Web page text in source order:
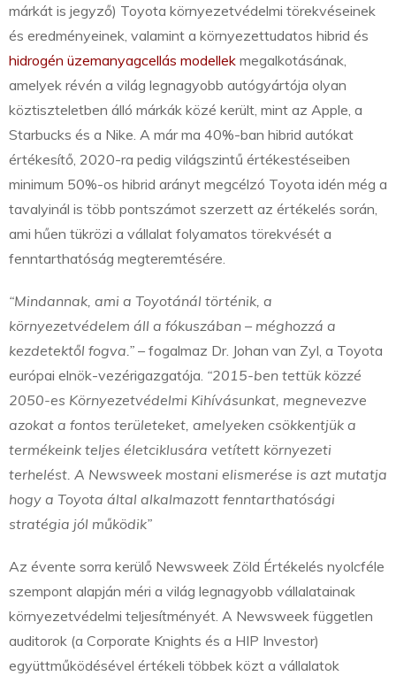
márkát is jegyző) Toyota környezetvédelmi törekvéseinek
és eredményeinek, valamint a környezettudatos hibrid és
hidrogén üzemanyagcellás modellek megalkotásának,
amelyek révén a világ legnagyobb autógyártója olyan
köztiszteletben álló márkák közé került, mint az Apple, a
Starbucks és a Nike. A már ma 40%-ban hibrid autókat
értékesítő, 2020-ra pedig világszintű értékestéseiben
minimum 50%-os hibrid arányt megcélzó Toyota idén még a
tavalyinál is több pontszámot szerzett az értékelés során,
ami hűen tükrözi a vállalat folyamatos törekvését a
fenntarthatóság megteremtésére.
“Mindannak, ami a Toyotánál történik, a
környezetvédelem áll a fókuszában – méghozzá a
kezdetektől fogva.” – fogalmaz Dr. Johan van Zyl, a Toyota
európai elnök-vezérigazgatója. “2015-ben tettük közzé
2050-es Környezetvédelmi Kihívásunkat, megnevezve
azokat a fontos területeket, amelyeken csökkentjük a
termékeink teljes életciklusára vetített környezeti
terhelést. A Newsweek mostani elismerése is azt mutatja
hogy a Toyota által alkalmazott fenntarthatósági
stratégia jól működik”
Az évente sorra kerülő Newsweek Zöld Értékelés nyolcféle
szempont alapján méri a világ legnagyobb vállalatainak
környezetvédelmi teljesítményét. A Newsweek független
auditorok (a Corporate Knights és a HIP Investor)
együttműködésével értékeli többek közt a vállalatok